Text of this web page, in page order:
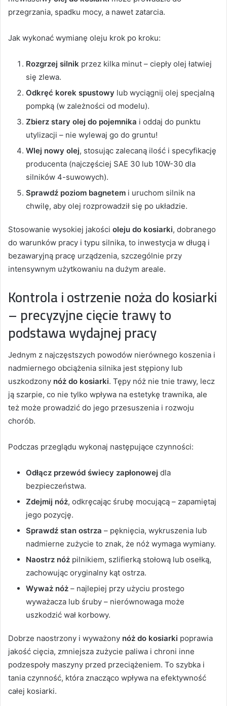
przegrzania, spadku mocy, a nawet zatarcia.
Jak wykonać wymianę oleju krok po kroku:
Rozgrzej silnik przez kilka minut – ciepły olej łatwiej
się zlewa.
Odkręć korek spustowy lub wyciągnij olej specjalną
pompką (w zależności od modelu).
Zbierz stary olej do pojemnika i oddaj do punktu
utylizacji – nie wylewaj go do gruntu!
Wlej nowy olej, stosując zalecaną ilość i specyfikację
producenta (najczęściej SAE 30 lub 10W-30 dla
silników 4-suwowych).
Sprawdź poziom bagnetem i uruchom silnik na
chwilę, aby olej rozprowadził się po układzie.
Stosowanie wysokiej jakości oleju do kosiarki, dobranego
do warunków pracy i typu silnika, to inwestycja w długą i
bezawaryjną pracę urządzenia, szczególnie przy
intensywnym użytkowaniu na dużym areale.
Kontrola i ostrzenie noża do kosiarki
– precyzyjne cięcie trawy to
podstawa wydajnej pracy
Jednym z najczęstszych powodów nierównego koszenia i
nadmiernego obciążenia silnika jest stępiony lub
uszkodzony nóż do kosiarki. Tępy nóż nie tnie trawy, lecz
ją szarpie, co nie tylko wpływa na estetykę trawnika, ale
też może prowadzić do jego przesuszenia i rozwoju
chorób.
Podczas przeglądu wykonaj następujące czynności:
Odłącz przewód świecy zapłonowej dla
bezpieczeństwa.
Zdejmij nóż, odkręcając śrubę mocującą – zapamiętaj
jego pozycję.
Sprawdź stan ostrza – pęknięcia, wykruszenia lub
nadmierne zużycie to znak, że nóż wymaga wymiany.
Naostrz nóż pilnikiem, szlifierką stołową lub osełką,
zachowując oryginalny kąt ostrza.
Wyważ nóż – najlepiej przy użyciu prostego
wyważacza lub śruby – nierównowaga może
uszkodzić wał korbowy.
Dobrze naostrzony i wyważony nóż do kosiarki poprawia
jakość cięcia, zmniejsza zużycie paliwa i chroni inne
podzespoły maszyny przed przeciążeniem. To szybka i
tania czynność, która znacząco wpływa na efektywność
całej kosiarki.